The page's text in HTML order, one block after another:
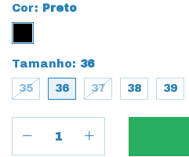
Cor: Preto
Tamanho: 36
35 36 37 38 39